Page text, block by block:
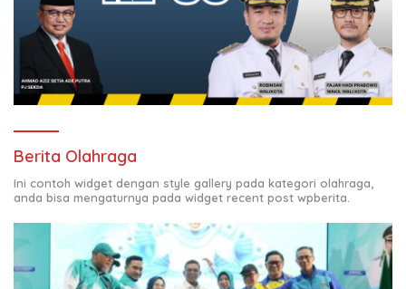
Berita Olahraga
Ini contoh widget dengan style gallery pada kategori olahraga,
anda bisa mengaturnya pada widget recent post wpberita.